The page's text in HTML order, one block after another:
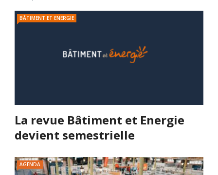
BÂTIMENT ET ENERGIE
La revue Bâtiment et Energie
devient semestrielle
AGENDA